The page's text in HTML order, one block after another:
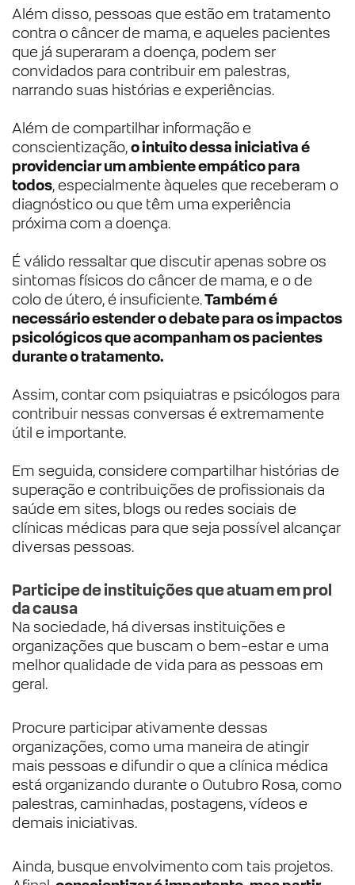
Além disso, pessoas que estão em tratamento
contra o câncer de mama, e aqueles pacientes
que já superaram a doença, podem ser
convidados para contribuir em palestras,
narrando suas histórias e experiências.
Além de compartilhar informação e
conscientização,o intuito dessa iniciativa é
providenciar um ambiente empático para
todos, especialmente àqueles que receberam o
diagnóstico ou que têm uma experiência
próxima com a doença.
É válido ressaltar que discutir apenas sobre os
sintomas físicos do câncer de mama, e o de
colo de útero, é insuficiente.Também é
necessário estender o debate para os impactos
psicológicos que acompanham os pacientes
durante o tratamento.
Assim, contar com psiquiatras e psicólogos para
contribuir nessas conversas é extremamente
útil e importante.
Em seguida, considere compartilhar histórias de
superação e contribuições de profissionais da
saúde em sites, blogs ou redes sociais de
clínicas médicas para que seja possível alcançar
diversas pessoas.
Participe de instituições que atuam em prol
da causa
Na sociedade, há diversas instituições e
organizações que buscam o bem-estar e uma
melhor qualidade de vida para as pessoas em
geral.
Procure participar ativamente dessas
organizações, como uma maneira de atingir
mais pessoas e difundir o que a clínica médica
está organizando durante o Outubro Rosa, como
palestras, caminhadas, postagens, vídeos e
demais iniciativas.
Ainda, busque envolvimento com tais projetos.